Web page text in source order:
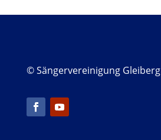
© Sängervereinigung Gleiberg